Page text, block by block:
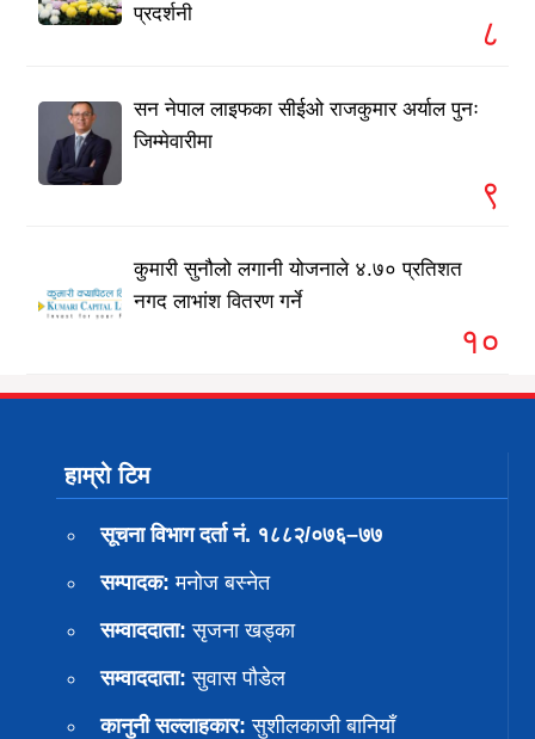
प्रदर्शनी
८
सन नेपाल लाइफका सीईओ राजकुमार अर्याल पुनः
जिम्मेवारीमा
९
कुमारी सुनौलो लगानी योजनाले ४.७० प्रतिशत
नगद लाभांश वितरण गर्ने
१०
हाम्रो टिम
सूचना विभाग दर्ता नं. १८८२/०७६–७७
सम्पादक: मनोज बस्नेत
सम्वाददाता: सृजना खड्का
सम्वाददाता: सुवास पाैडेल
कानुनी सल्लाहकार: सुशीलकाजी बानियाँ